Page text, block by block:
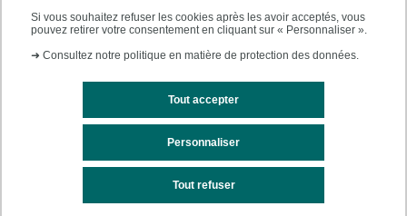
Si vous souhaitez refuser les cookies après les avoir acceptés, vous
pouvez retirer votre consentement en cliquant sur « Personnaliser ».
➜ Consultez notre politique en matière de protection des données.
Tout accepter
Tout refuser
Personnaliser
Mentions légales Plan du site